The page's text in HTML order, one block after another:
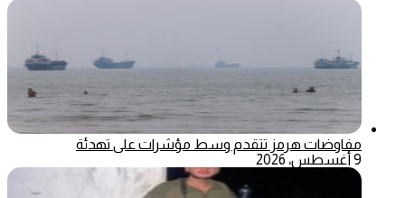
مفاوضات هرمز تتقدم وسط مؤشرات على تهدئة
9 أغسطس، 2026